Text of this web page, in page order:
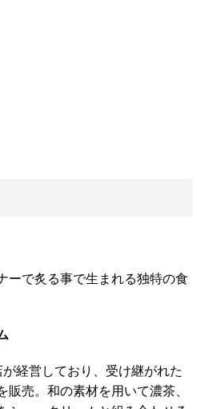
ーで炙る事で生まれる独特の食
経営しており、受け継がれた
売。和の素材を用いて濃茶、